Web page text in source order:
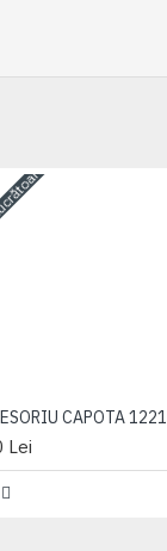
CAPOTA 1221
Lei